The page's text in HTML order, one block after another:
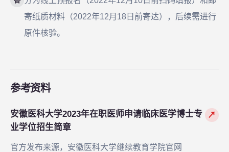
寄纸质材料（2022年12月18日前寄达），后续需进行
原件核验。
参考资料
安徽医科大学2023年在职医师申请临床医学博士专
业学位招生简章
↗
官方发布来源，安徽医科大学继续教育学院官网